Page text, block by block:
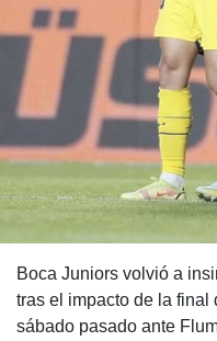
Boca Juniors volvió a
tras el impacto de la final
sábado pasado ante